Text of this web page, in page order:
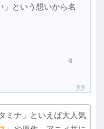
」という想いから名
ミナ」といえば大人気